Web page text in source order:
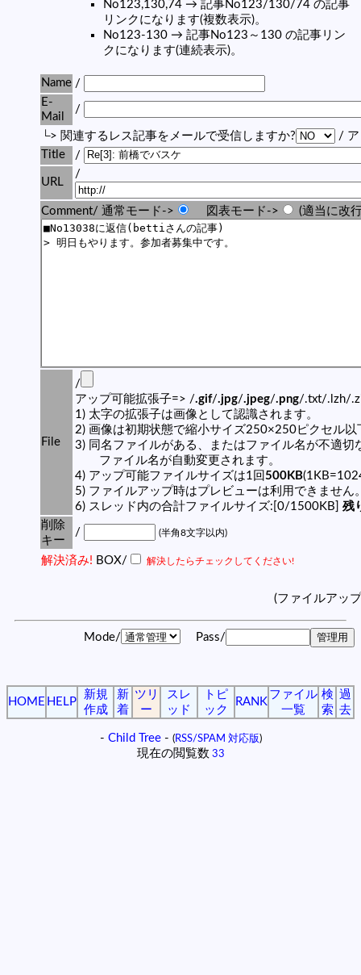
No123,130,74 → 記事No123/130/74 の記事
リンクになります(複数表示)。
No123-130 → 記事No123～130 の記事リン
クになります(連続表示)。
Name /
E-
Mail
/
└> 関連するレス記事をメールで受信しますか?
/ ア
Title
/
URL
/
Comment/ 通常モード-> 図表モード-> (適当に改
File
/
アップ可能拡張子=> /.gif/.jpg/.jpeg/.png/.txt/.lzh/
1) 太字の拡張子は画像として認識されます。
2) 画像は初期状態で縮小サイズ250×250ピクセル以
3) 同名ファイルがある、またはファイル名が不適切
ファイル名が自動変更されます。
4) アップ可能ファイルサイズは1回 500KB
5) ファイルアップ時はプレビューは利用できません
6) スレッド内の合計ファイルサイズ:[0/1500KB] 残
削除
キー
/ (半角8文字以内)
解決済み! BOX/ 解決したらチェックしてください!
(ファイルアッ
Mode/ Pass/
HOME HELP
新規
作成
新
着
ツリ
ー
スレ
ッド
トピ
ック
RANK
ファイル
一覧
検
索
過
去
- Child Tree- (RSS/SPAM 対応版)
現在の閲覧数 33